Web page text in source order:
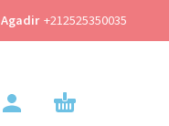
Agadir +212525350035